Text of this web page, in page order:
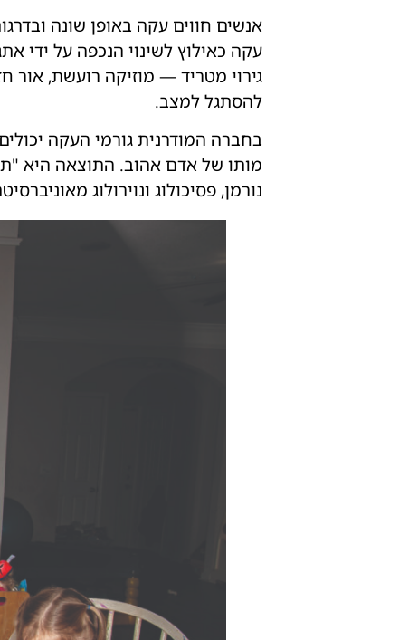
אנשים חווים עקה באופן שונה
גירוי מטריד — מוזיקה רועשת, אור
להסתגל למצב.
בחברה המודרנית גורמי העקה
מותו של אדם אהוב. התוצאה היא
נורמן, פסיכולוג ונוירולוג